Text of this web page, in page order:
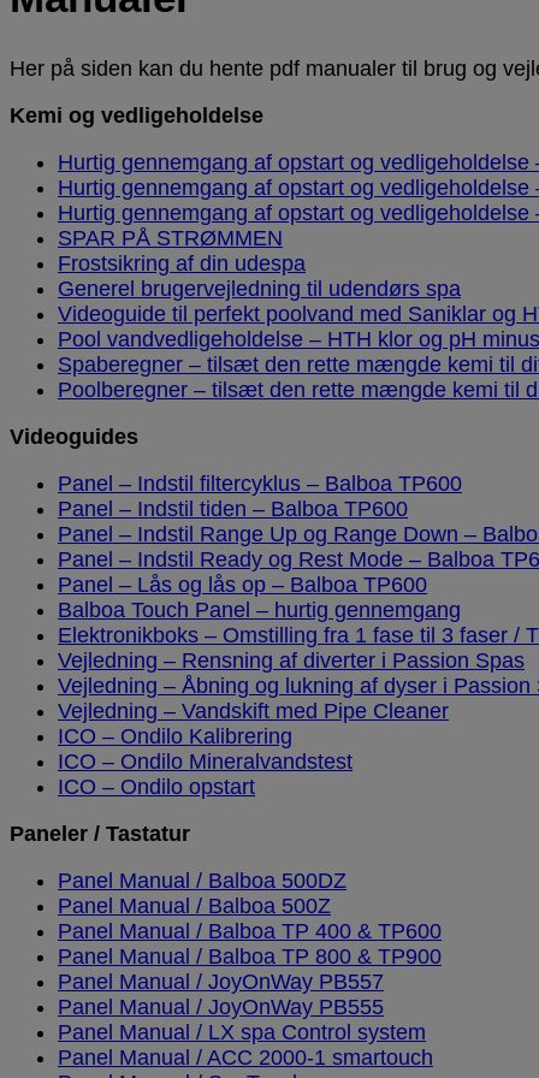
Her på siden kan du hente pdf manualer til brug og
Kemi og vedligeholdelse
Hurtig gennemgang af opstart og vedligeholdelse
Hurtig gennemgang af opstart og vedligeholdelse
Hurtig gennemgang af opstart og vedligeholdelse
SPAR PÅ STRØMMEN
Frostsikring af din udespa
Generel brugervejledning til udendørs spa
Videoguide til perfekt poolvand med Saniklar og
Pool vandvedligeholdelse – HTH klor og pH minus
Spaberegner – tilsæt den rette mængde kemi til
Poolberegner – tilsæt den rette mængde kemi til
Videoguides
Panel – Indstil filtercyklus – Balboa TP600
Panel – Indstil tiden – Balboa TP600
Panel – Indstil Range Up og Range Down –
Panel – Indstil Ready og Rest Mode – Balboa
Panel – Lås og lås op – Balboa TP600
Balboa Touch Panel – hurtig gennemgang
Elektronikboks – Omstilling fra 1 fase til 3 faser /
Vejledning – Rensning af diverter i Passion Spas
Vejledning – Åbning og lukning af dyser i Passion
Vejledning – Vandskift med Pipe Cleaner
ICO – Ondilo Kalibrering
ICO – Ondilo Mineralvandstest
ICO – Ondilo opstart
Paneler / Tastatur
Panel Manual / Balboa 500DZ
Panel Manual / Balboa 500Z
Panel Manual / Balboa TP 400 & TP600
Panel Manual / Balboa TP 800 & TP900
Panel Manual / JoyOnWay PB557
Panel Manual / JoyOnWay PB555
Panel Manual / LX spa Control system
Panel Manual / ACC 2000-1 smartouch